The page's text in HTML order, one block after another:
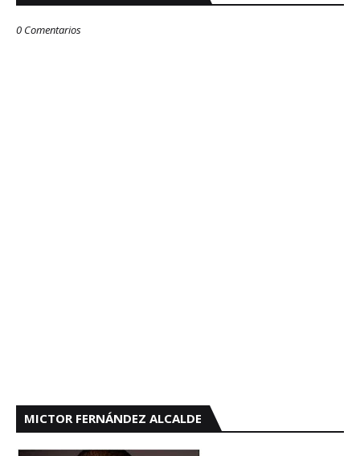
0 Comentarios
MICTOR FERNÁNDEZ ALCALDE